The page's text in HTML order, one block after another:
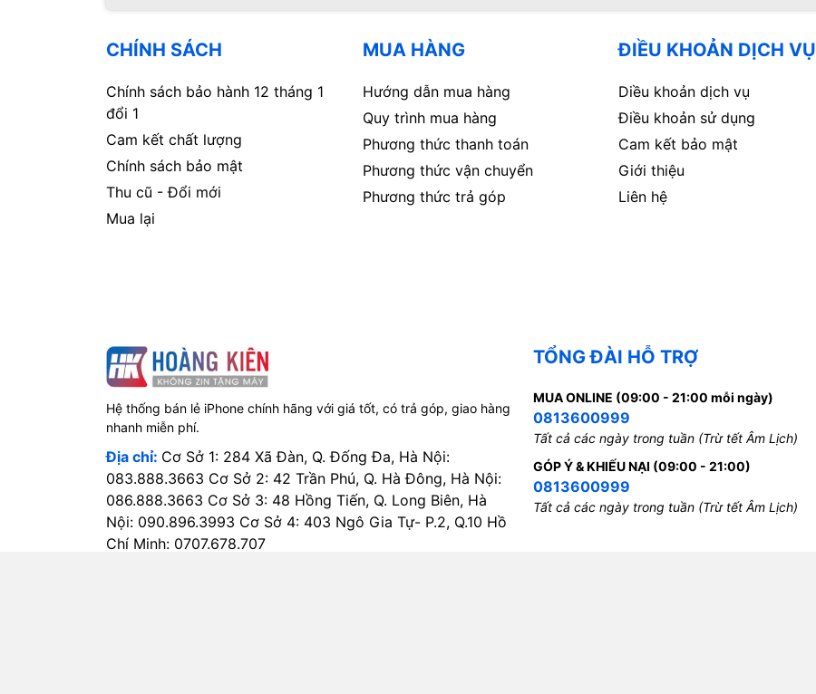
CHÍNH SÁCH
Chính sách bảo hành 12 tháng 1
đổi 1
Cam kết chất lượng
Chính sách bảo mật
Thu cũ - Đổi mới
Mua lại
MUA HÀNG
Hướng dẫn mua hàng
Quy trình mua hàng
Phương thức thanh toán
Phương thức vận chuyển
Phương thức trả góp
ĐIỀU KHOẢN DỊCH VỤ
Diều khoản dịch vụ
Điều khoản sử dụng
Cam kết bảo mật
Giới thiệu
Liên hệ
Hệ thống bán lẻ iPhone chính hãng với giá tốt, có trả góp, giao hàng
nhanh miễn phí.
Địa chỉ: Cơ Sở 1: 284 Xã Đàn, Q. Đống Đa, Hà Nội:
083.888.3663 Cơ Sở 2: 42 Trần Phú, Q. Hà Đông, Hà Nội:
086.888.3663 Cơ Sở 3: 48 Hồng Tiến, Q. Long Biên, Hà
Nội: 090.896.3993 Cơ Sở 4: 403 Ngô Gia Tự- P.2, Q.10 Hồ
Chí Minh: 0707.678.707
TỔNG ĐÀI HỖ TRỢ
MUA ONLINE (09:00 - 21:00 mỗi ngày)
0813600999
Tất cả các ngày trong tuần (Trừ tết Âm Lịch)
GÓP Ý & KHIẾU NẠI (09:00 - 21:00)
0813600999
Tất cả các ngày trong tuần (Trừ tết Âm Lịch)